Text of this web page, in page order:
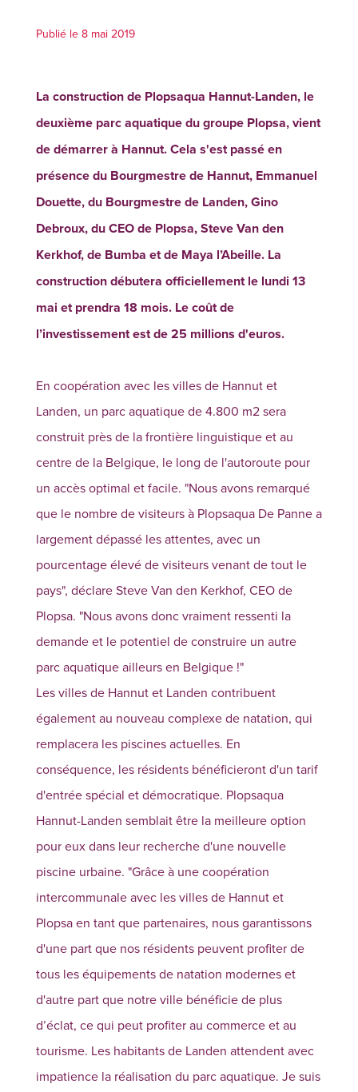
Publié le 8 mai 2019
La construction de Plopsaqua Hannut-Landen, le
deuxième parc aquatique du groupe Plopsa, vient
de démarrer à Hannut. Cela s'est passé en
présence du Bourgmestre de Hannut, Emmanuel
Douette, du Bourgmestre de Landen, Gino
Debroux, du CEO de Plopsa, Steve Van den
Kerkhof, de Bumba et de Maya l’Abeille. La
construction débutera officiellement le lundi 13
mai et prendra 18 mois. Le coût de
l’investissement est de 25 millions d'euros.
En coopération avec les villes de Hannut et
Landen, un parc aquatique de 4.800 m2sera
construit près de la frontière linguistique et au
centre de la Belgique, le long de l'autoroute pour
un accès optimal et facile. "Nous avons remarqué
que le nombre de visiteurs à Plopsaqua De Panne a
largement dépassé les attentes, avec un
pourcentage élevé de visiteurs venant de tout le
pays", déclare Steve Van den Kerkhof, CEO de
Plopsa. "Nous avons donc vraiment ressenti la
demande et le potentiel de construire un autre
parc aquatique ailleurs en Belgique !"
Les villes de Hannut et Landen contribuent
également au nouveau complexe de natation, qui
remplacera les piscines actuelles. En
conséquence, les résidents bénéficieront d'un tarif
d'entrée spécial et démocratique. Plopsaqua
Hannut-Landen semblait être la meilleure option
pour eux dans leur recherche d'une nouvelle
piscine urbaine. "Grâce à une coopération
intercommunale avec les villes de Hannut et
Plopsa en tant que partenaires, nous garantissons
d'une part que nos résidents peuvent profiter de
tous les équipements de natation modernes et
d'autre part que notre ville bénéficie de plus
d’éclat, ce qui peut profiter au commerce et au
tourisme. Les habitants de Landen attendent avec
impatience la réalisation du parc aquatique. Je suis